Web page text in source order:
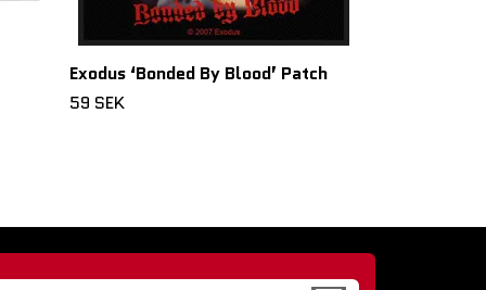
Exodus ‘Bonded By Blood’ Patch
59 SEK